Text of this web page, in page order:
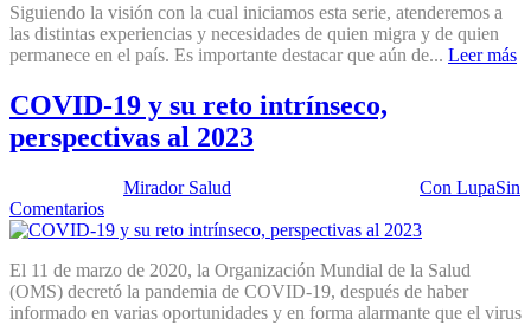
Siguiendo la visión con la cual iniciamos esta serie, atenderemos a
las distintas experiencias y necesidades de quien migra y de quien
permanece en el país. Es importante destacar que aún de... Leer más
COVID-19 y su reto intrínseco,
perspectivas al 2023
Mirador Salud Con LupaSin
Comentarios
El 11 de marzo de 2020, la Organización Mundial de la Salud
(OMS) decretó la pandemia de COVID-19, después de haber
informado en varias oportunidades y en forma alarmante que el virus